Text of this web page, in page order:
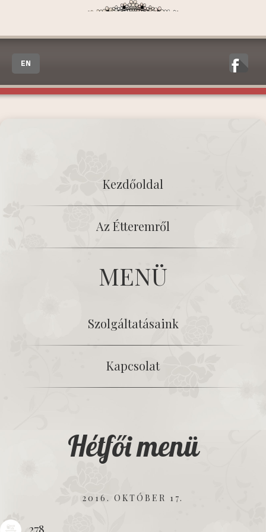
EN
Kezdőoldal
Az Étteremről
MENÜ
Szolgáltatásaink
Kapcsolat
Hétfői menü
2016. OKTÓBER 17.
278